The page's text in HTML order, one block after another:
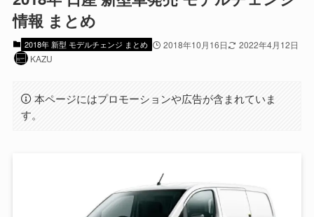
情報 まとめ
2018年 新型 モデルチェンジ まとめ 2018年10月16日
2022年4月12日
KAZU
本ページにはプロモーションや広告が含まれていま
す。